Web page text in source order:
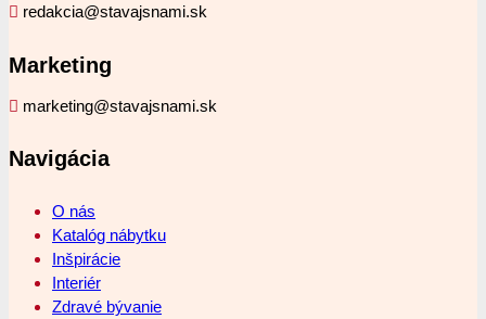
redakcia@stavajsnami.sk
Marketing
marketing@stavajsnami.sk
Navigácia
O nás
Katalóg nábytku
Inšpirácie
Interiér
Zdravé bývanie